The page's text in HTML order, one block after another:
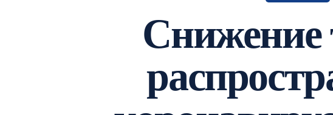
Снижение